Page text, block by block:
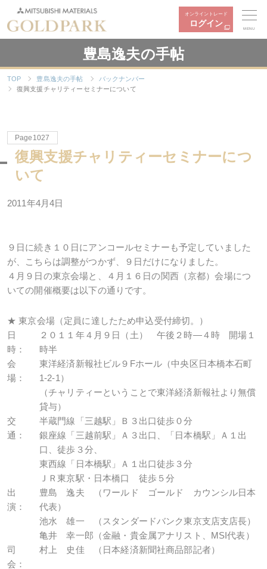
オンライントレード
ログイン
MENU
豊島逸夫の手帖
TOP 豊島逸夫の手帖
バックナンバー
復興支援チャリティーセミナーについて
Page1027
復興支援チャリティーセミナーにつ
いて
2011年4月4日
９日に続き１０日にアンコールセミナーも予定していました
が、こちらは調整がつかず、９日だけになりました。
４月９日の東京会場と、４月１６日の関西（京都）会場につ
いての開催概要は以下の通りです。
★ 東京会場（定員に達したため申込受付締切。）
日
時：
２０１１年４月９日（土） 午後２時―４時 開場１
時半
会
場：
東洋経済新報社ビル９Fホール（中央区日本橋本石町
1-2-1）
（チャリティーということで東洋経済新報社より無償
貸与）
交
通：
半蔵門線「三越駅」Ｂ３出口徒歩０分
銀座線「三越前駅」Ａ３出口、「日本橋駅」Ａ１出
口、徒歩３分、
東西線「日本橋駅」Ａ１出口徒歩３分
ＪＲ東京駅・日本橋口 徒歩５分
出
演：
豊島 逸夫 （ワールド ゴールド カウンシル日本
代表）
池水 雄一 （スタンダードバンク東京支店支店長）
亀井 幸一郎（金融・貴金属アナリスト、MSI代表）
司
会：
村上 史佳 （日本経済新聞社商品部記者）